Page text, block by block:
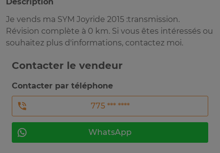
Je vends ma SYM Joyride 2015 :transmission.
Révision complète à 0 km. Si vous êtes intéressés ou
souhaitez plus d'informations, contactez moi.
Contacter le vendeur
Contacter par téléphone
775 *** ****
WhatsApp